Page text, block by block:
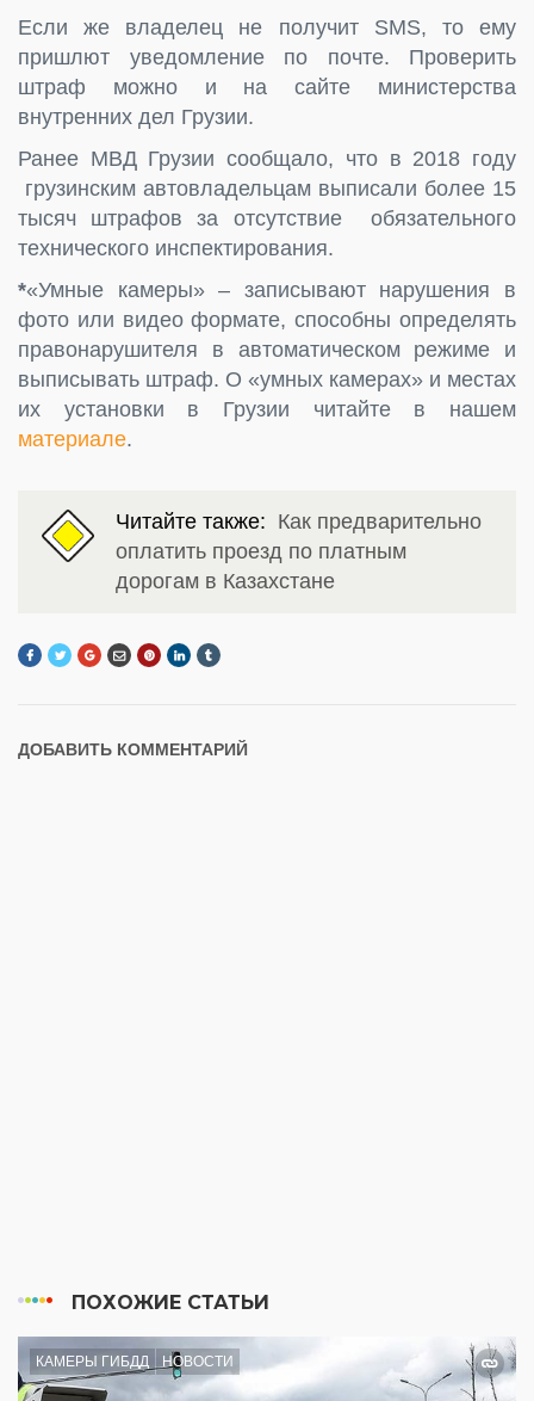
Если же владелец не получит SMS, то ему
пришлют уведомление по почте. Проверить
штраф можно и на сайте министерства
внутренних дел Грузии.
Ранее МВД Грузии сообщало, что в 2018 году
грузинским автовладельцам выписали более 15
тысяч штрафов за отсутствие обязательного
технического инспектирования.
*«Умные камеры» – записывают нарушения в
фото или видео формате, способны определять
правонарушителя в автоматическом режиме и
выписывать штраф. О «умных камерах» и местах
их установки в Грузии читайте в нашем
материале.
Читайте также: Как предварительно
оплатить проезд по платным
дорогам в Казахстане
ДОБАВИТЬ КОММЕНТАРИЙ
ПОХОЖИЕ СТАТЬИ
КАМЕРЫ ГИБДД НОВОСТИ